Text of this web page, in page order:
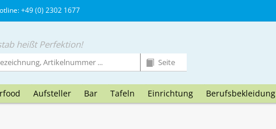
+49 (0) 2302 1677
heißt Perfektion!
Aufsteller Bar Tafeln Einrichtung Berufsbekleidung